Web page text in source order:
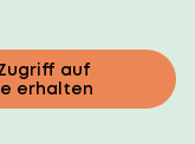
auf
erhalten